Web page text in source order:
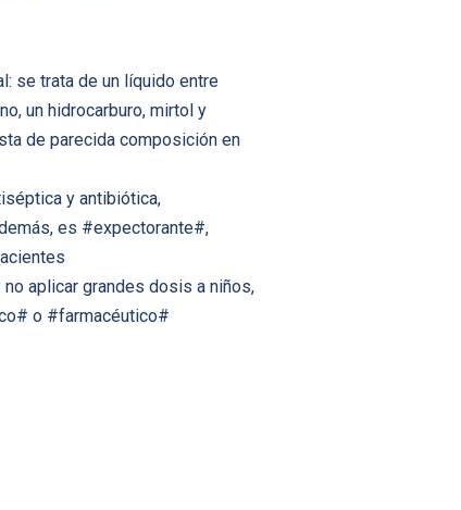
se trata de un líquido entre
un hidrocarburo, mirtol y
de parecida composición en
y antibiótica,
es #expectorante#,
aplicar grandes dosis a niños,
o #farmacéutico#